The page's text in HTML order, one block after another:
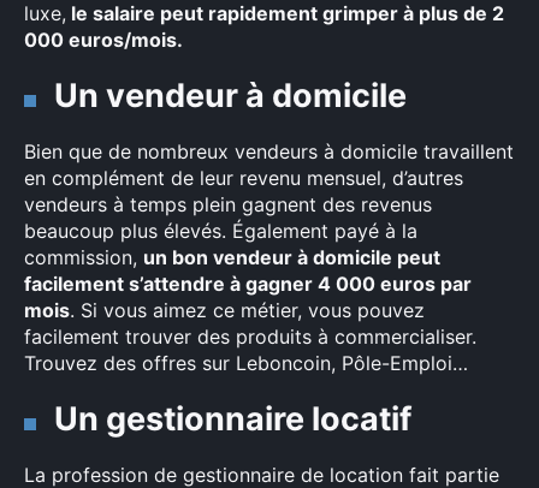
luxe, le salaire peut rapidement grimper à plus de 2
000 euros/mois.
Un vendeur à domicile
Bien que de nombreux vendeurs à domicile travaillent
en complément de leur revenu mensuel, d’autres
vendeurs à temps plein gagnent des revenus
beaucoup plus élevés. Également payé à la
commission, un bon vendeur à domicile peut
facilement s’attendre à gagner 4 000 euros par
mois. Si vous aimez ce métier, vous pouvez
facilement trouver des produits à commercialiser.
Trouvez des offres sur Leboncoin, Pôle-Emploi…
Un gestionnaire locatif
La profession de gestionnaire de location fait partie